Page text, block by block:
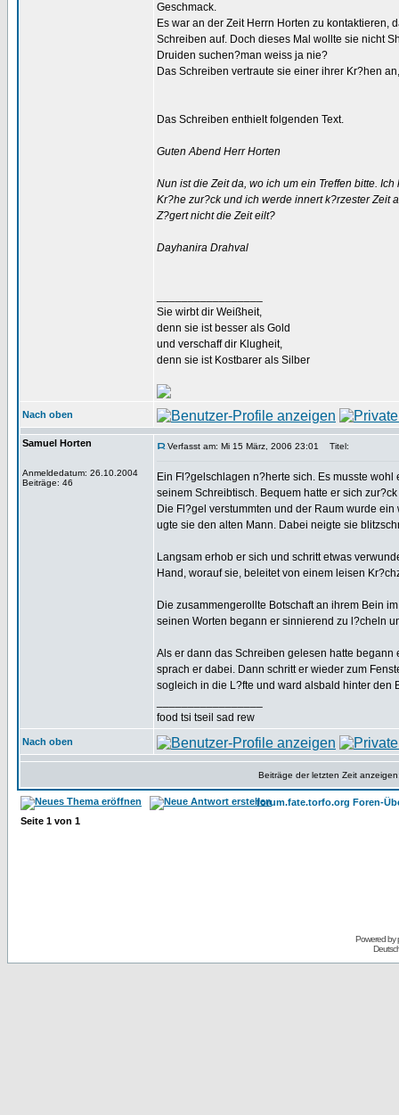
Geschmack.
Es war an der Zeit Herrn Horten zu kontaktieren,
Schreiben auf. Doch dieses Mal wollte sie nicht
Druiden suchen?man weiss ja nie?
Das Schreiben vertraute sie einer ihrer Kr?hen
Das Schreiben enthielt folgenden Text.
Guten Abend Herr Horten
Nun ist die Zeit da, wo ich um ein Treffen bitte.
Kr?he zur?ck und ich werde innert k?rzester Zeit
Z?gert nicht die Zeit eilt?
Dayhanira Drahval
Sie wirbt dir Weißheit,
denn sie ist besser als Gold
und verschaff dir Klugheit,
denn sie ist Kostbarer als Silber
Nach oben
Samuel Horten
Anmeldedatum: 26.10.2004
Beiträge: 46
Verfasst am: Mi 15 März, 2006 23:01 Titel:
Ein Fl?gelschlagen n?herte sich. Es musste
seinem Schreibtisch. Bequem hatte er sich
Die Fl?gel verstummten und der Raum wurde
ugte sie den alten Mann. Dabei neigte sie
Langsam erhob er sich und schritt etwas
Hand, worauf sie, beleitet von einem leisen
Die zusammengerollte Botschaft an ihrem Bein
seinen Worten begann er sinnierend zu l?cheln
Als er dann das Schreiben gelesen hatte begann
sprach er dabei. Dann schritt er wieder zum
sogleich in die L?fte und ward alsbald hinter den
food tsi tseil sad rew
Nach oben
Beiträge der letzten Zeit
forum.fate.torfo.org Foren-
Seite 1 von 1
Powered by